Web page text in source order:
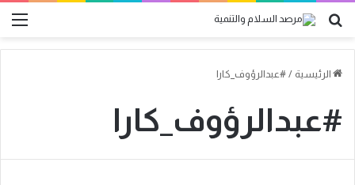
بحث
الرئيسية / #عبدالرؤوف_كارا
#عبدالرؤوف_كارا